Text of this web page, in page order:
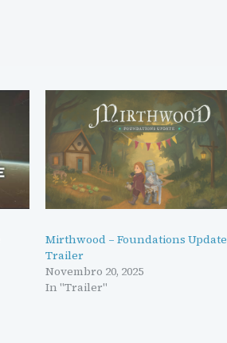
Mirthwood – Foundations Update
Trailer
Novembro 20, 2025
In "Trailer"